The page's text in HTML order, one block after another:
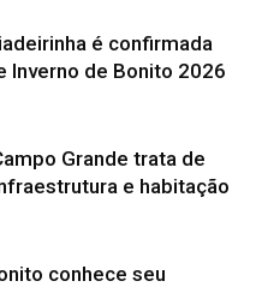
é confirmada
Inverno de Bonito 2026
Grande trata de
e habitação
conhece seu